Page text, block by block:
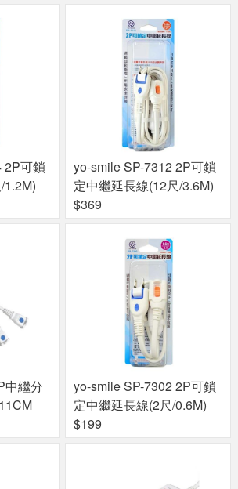
2P可鎖
1.2M)
yo-smile SP-7312 2P可鎖
定中繼延長線(12尺/3.6M)
$369
中繼分
yo-smile SP-7302 2P可鎖
定中繼延長線(2尺/0.6M)
$199